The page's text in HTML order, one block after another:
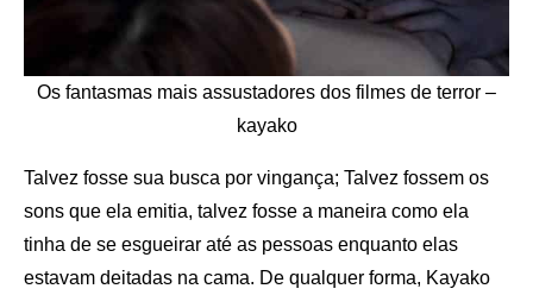
Os fantasmas mais assustadores dos filmes de terror –
kayako
Talvez fosse sua busca por vingança; Talvez fossem os
sons que ela emitia, talvez fosse a maneira como ela
tinha de se esgueirar até as pessoas enquanto elas
estavam deitadas na cama. De qualquer forma, Kayako